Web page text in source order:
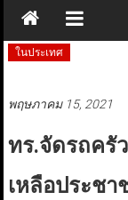
ในประเทศ
พฤษภาคม 15, 2021
ทร.จัดรถครั
เหลือประช